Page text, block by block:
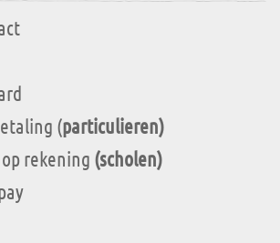
(particulieren)
rekening (scholen)